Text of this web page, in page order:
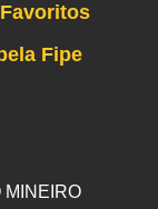
Favoritos
Fipe
MINEIRO